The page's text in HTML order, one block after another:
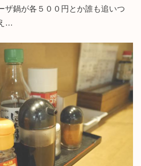
ザ鍋が各５００円とか誰も追いつ
…